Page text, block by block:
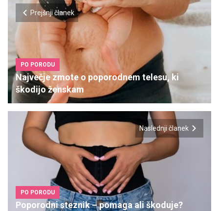
Prejšnji članek
PO PORODU
Največje zmote o poporodnem telesu, ki
škodijo ženskam
Naslednji članek
PO PORODU
Poporodni steznik – pomaga ali škoduje?